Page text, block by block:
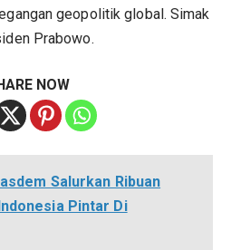
geopolitik global. Simak
Prabowo.
NOW
Salurkan Ribuan
Pintar Di